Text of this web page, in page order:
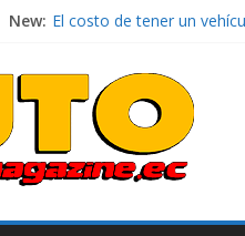
New: La FEDAK recibe 12
Mercado automotor
¿Qué puede pasar con
La Vuelta al Ecuador